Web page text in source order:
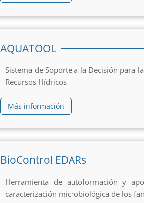
AQUATOOL
Sistema de Soporte a la Decisión para
Recursos Hídricos
Más información
BioControl EDARs
Herramienta de autoformación y
caracterización microbiológica de los